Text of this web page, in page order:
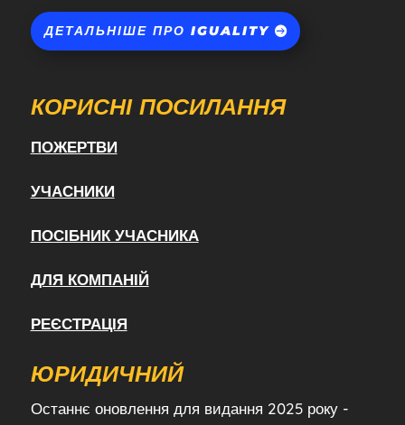
ДЕТАЛЬНІШЕ ПРО IGUALITY
КОРИСНІ ПОСИЛАННЯ
ПОЖЕРТВИ
УЧАСНИКИ
ПОСІБНИК УЧАСНИКА
ДЛЯ КОМПАНІЙ
РЕЄСТРАЦІЯ
ЮРИДИЧНИЙ
Останнє оновлення для видання 2025 року -